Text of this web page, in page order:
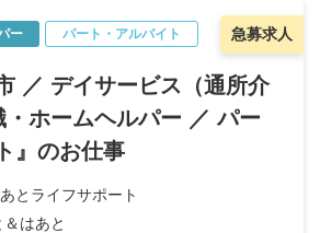
急募求人
ー パート・アルバイト
／ デイサービス（通所介
ホームヘルパー ／ パー
』のお仕事
とライフサポート
はあと